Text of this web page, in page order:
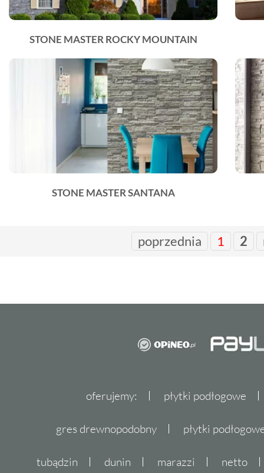
STONE MASTER ROCKY MOUNTAIN
STONE MASTER SANTANA
poprzednia 1 2
oferujemy: płytki podłogowe
gres drewnopodobny płytki
tubądzin dunin marazzi netto